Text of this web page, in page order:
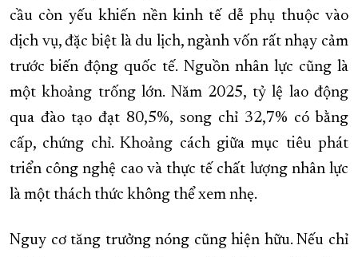
cầu còn yếu khiến nền kinh tế dễ phụ thuộc vào
dịch vụ, đặc biệt là du lịch, ngành vốn rất nhạy cảm
trước biến động quốc tế. Nguồn nhân lực cũng là
một khoảng trống lớn. Năm 2025, tỷ lệ lao động
qua đào tạo đạt 80,5%, song chỉ 32,7% có bằng
cấp, chứng chỉ. Khoảng cách giữa mục tiêu phát
triển công nghệ cao và thực tế chất lượng nhân lực
là một thách thức không thể xem nhẹ.
Nguy cơ tăng trưởng nóng cũng hiện hữu. Nếu chỉ